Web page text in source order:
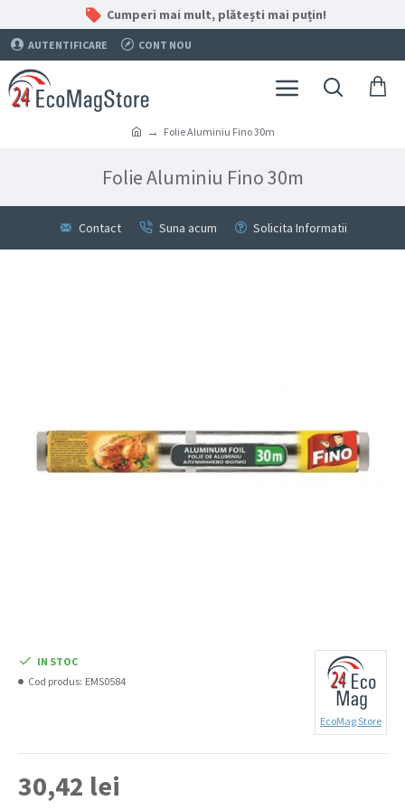
Cumperi mai mult, plătești mai puțin!
AUTENTIFICARE CONT NOU
Folie Aluminiu Fino 30m
Folie Aluminiu Fino 30m
Contact Suna acum Solicita Informatii
30,42 lei
IN STOC
Cod produs: EMS0584
EcoMag Store